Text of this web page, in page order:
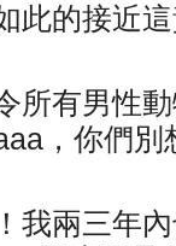
此的接近
所有男性
，你們別
我兩三年